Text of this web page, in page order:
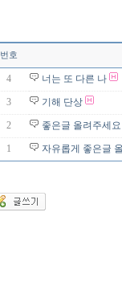
번호
4 너는 또 다른 나
3 기해 단상
2 좋은글 올려주세요
1 자유롭게 좋은글